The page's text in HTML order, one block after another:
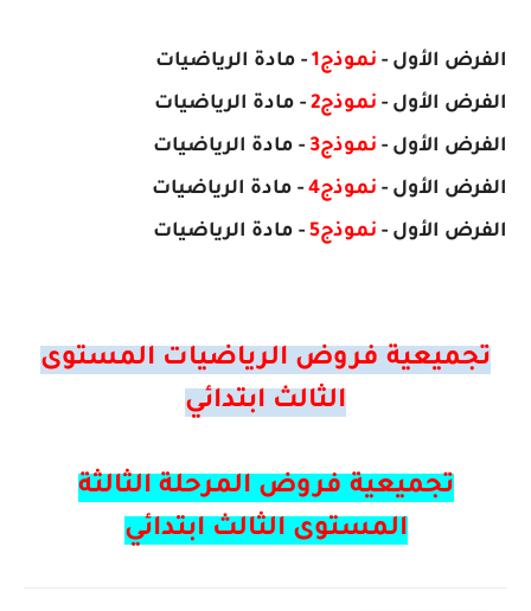
الفرض الأول - نموذج1
- مادة الرياضيات
الفرض الأول - نموذج2 - مادة الرياضيات
الفرض الأول - نموذج3 - مادة الرياضيات
الفرض الأول - نموذج4 - مادة الرياضيات
الفرض الأول - نموذج5 - مادة الرياضيات
تجميعية فروض الرياضيات المستوى
الثالث ابتدائي
تجميعية فروض المرحلة الثالثة
المستوى الثالث ابتدائي